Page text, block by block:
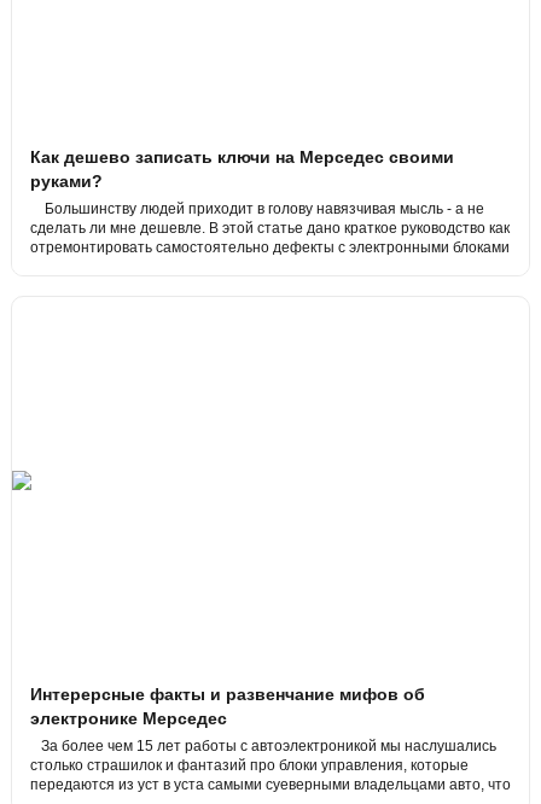
Как дешево записать ключи на Мерседес своими
руками?
Большинству людей приходит в голову навязчивая мысль - а не
сделать ли мне дешевле. В этой статье дано краткое руководство как
отремонтировать самостоятельно дефекты с электронными блоками
Интерерсные факты и развенчание мифов об
электронике Мерседес
За более чем 15 лет работы с автоэлектроникой мы наслушались
столько страшилок и фантазий про блоки управления, которые
передаются из уст в уста самыми суеверными владельцами авто, что